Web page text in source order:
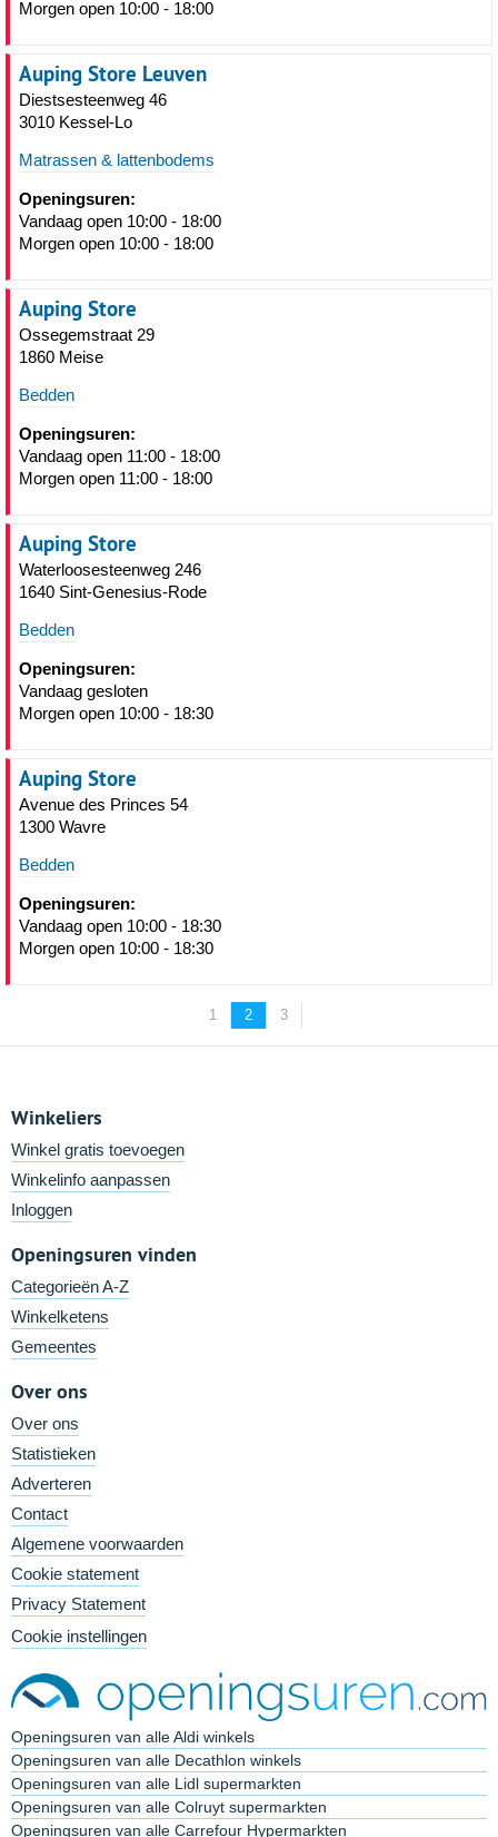
Morgen open 10:00 - 18:00
Auping Store Leuven
Diestsesteenweg 46
3010 Kessel-Lo
Matrassen & lattenbodems
Openingsuren:
Vandaag open 10:00 - 18:00
Morgen open 10:00 - 18:00
Auping Store
Ossegemstraat 29
1860 Meise
Bedden
Openingsuren:
Vandaag open 11:00 - 18:00
Morgen open 11:00 - 18:00
Auping Store
Waterloosesteenweg 246
1640 Sint-Genesius-Rode
Bedden
Openingsuren:
Vandaag gesloten
Morgen open 10:00 - 18:30
Auping Store
Avenue des Princes 54
1300 Wavre
Bedden
Openingsuren:
Vandaag open 10:00 - 18:30
Morgen open 10:00 - 18:30
1 2 3
Winkeliers
Winkel gratis toevoegen
Winkelinfo aanpassen
Inloggen
Openingsuren vinden
Categorieën A-Z
Winkelketens
Gemeentes
Over ons
Over ons
Statistieken
Adverteren
Contact
Algemene voorwaarden
Cookie statement
Privacy Statement
Cookie instellingen
Openingsuren van alle Aldi winkels
Openingsuren van alle Decathlon winkels
Openingsuren van alle Lidl supermarkten
Openingsuren van alle Colruyt supermarkten
Openingsuren van alle Carrefour Hypermarkten